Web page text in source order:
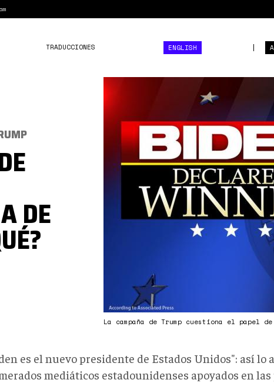
TRADUCCIONES ENGLISH
biden
media.jpg
La campaña de Trump cuestiona el papel
DE
es el nuevo presidente de Estados Unidos": así lo
mediáticos estadounidenses apoyados en